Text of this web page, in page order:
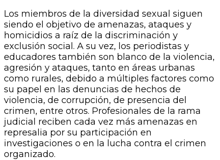
Los miembros de la diversidad sexual siguen
siendo el objetivo de amenazas, ataques y
homicidios a raíz de la discriminación y
exclusión social. A su vez, los periodistas y
educadores también son blanco de la violencia,
agresión y ataques, tanto en áreas urbanas
como rurales, debido a múltiples factores como
su papel en las denuncias de hechos de
violencia, de corrupción, de presencia del
crimen, entre otros. Profesionales de la rama
judicial reciben cada vez más amenazas en
represalia por su participación en
investigaciones o en la lucha contra el crimen
organizado.